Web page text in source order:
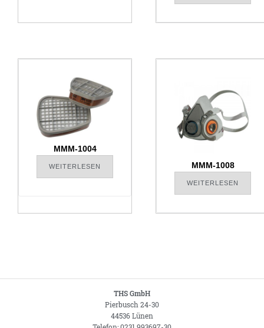
MMM-1004
WEITERLESEN MMM-1008
WEITERLESEN
THS GmbH
Pierbusch 24-30
44536 Lünen